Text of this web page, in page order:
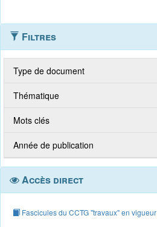
Filtres
Type de document
Thématique
Mots clés
Année de publication
Accès direct
Fascicules du CCTG "travaux" en vigueur